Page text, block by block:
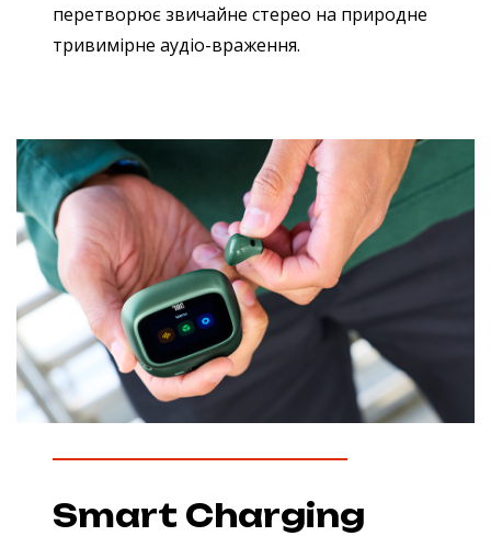
перетворює звичайне стерео на природне
тривимірне аудіо-враження.
Smart Charging